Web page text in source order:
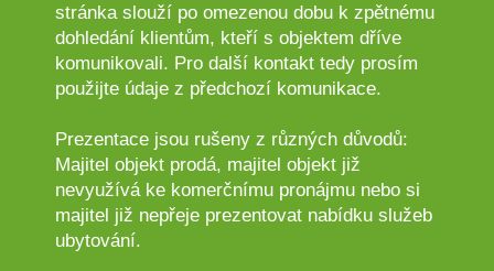
stránka slouží po omezenou dobu k zpětnému
dohledání klientům, kteří s objektem dříve
komunikovali. Pro další kontakt tedy prosím
použijte údaje z předchozí komunikace.
Prezentace jsou rušeny z různých důvodů:
Majitel objekt prodá, majitel objekt již
nevyužívá ke komerčnímu pronájmu nebo si
majitel již nepřeje prezentovat nabídku služeb
ubytování.